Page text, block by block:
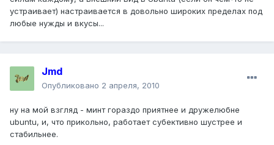
устраивает) настраивается в довольно широких пределах под
любые нужды и вкусы...
Jmd
Опубликовано 2 апреля, 2010
ну на мой взгляд - минт гораздо приятнее и дружелюбне
ubuntu, и, что прикольно, работает субективно шустрее и
стабильнее.